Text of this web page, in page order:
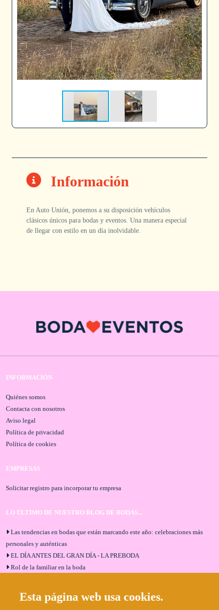
Información
En Auto Unión, ponemos a su disposición vehículos
clásicos únicos para bodas y eventos. Una manera especial
de llegar con estilo en un día inolvidable.
INFORMACIÓN
Quiénes somos
Contacta con nosotros
Aviso legal
Política de privacidad
Política de cookies
EMPRESAS
Solicitar registro para incorporar tu empresa
LO ÚLTIMO DE NUESTRO BLOG DE BODAS...
Las tendencias en bodas que están marcando este año: celebraciones más
personales y auténticas
EL DÍA ANTES DEL GRAN DÍA - LA PREBODA
Rol de la familiar en la boda
Bodas en Alhaurín de la Torre: entrevista exclusiva con Bodaeventos
MálagaEsta página web usa cookies.